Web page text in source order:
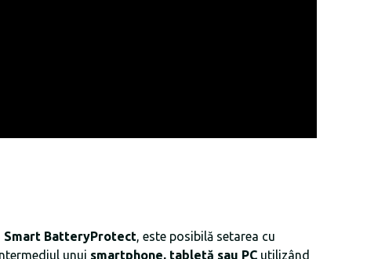
Smart BatteryProtect, este posibilă setarea cu
unui smartphone, tabletă sau PC utilizând